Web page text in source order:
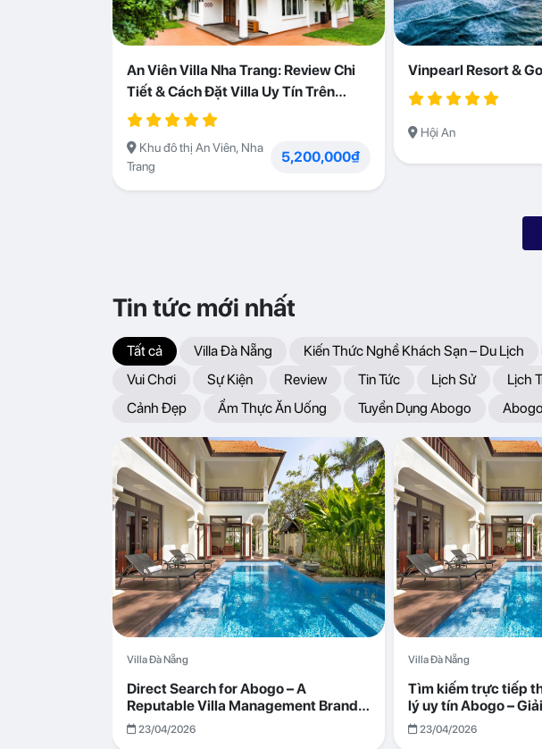
An Viên Villa Nha Trang: Review Chi
Tiết & Cách Đặt Villa Uy Tín Trên
Abogo
Khu đô thị An Viên, Nha
Trang
5,200,000₫
Vinpearl Resort &
Hội An
Tin tức mới nhất
Tất cả Villa Đà Nẵng Kiến Thức Nghề Khách Sạn – Du Lịch
Vui Chơi
Sự Kiện Review Tin Tức Lịch Sử Lịch
Cảnh Đẹp
Ẩm Thực Ăn Uống Tuyển Dụng Abogo
Villa Đà Nẵng
Direct Search for Abogo – A
Reputable Villa Management Brand
with Transparent and Effective
Operations
23/04/2026
Villa Đà Nẵng
Tìm kiếm trực tiếp
lý uy tín Abogo –
villa hiệu quả, minh
23/04/2026